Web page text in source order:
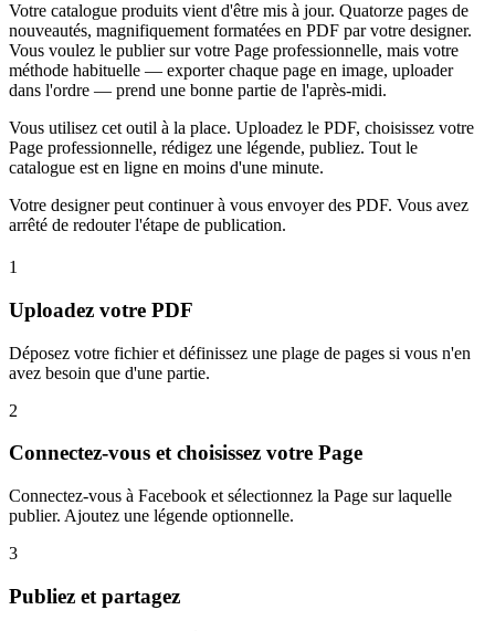
Votre catalogue produits vient d'être mis à jour. Quatorze pages de
nouveautés, magnifiquement formatées en PDF par votre designer.
Vous voulez le publier sur votre Page professionnelle, mais votre
méthode habituelle — exporter chaque page en image, uploader
dans l'ordre — prend une bonne partie de l'après-midi.
Vous utilisez cet outil à la place. Uploadez le PDF, choisissez votre
Page professionnelle, rédigez une légende, publiez. Tout le
catalogue est en ligne en moins d'une minute.
Votre designer peut continuer à vous envoyer des PDF. Vous avez
arrêté de redouter l'étape de publication.
1
Uploadez votre PDF
Déposez votre fichier et définissez une plage de pages si vous n'en
avez besoin que d'une partie.
2
Connectez-vous et choisissez votre Page
Connectez-vous à Facebook et sélectionnez la Page sur laquelle
publier. Ajoutez une légende optionnelle.
3
Publiez et partagez